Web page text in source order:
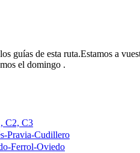
guías de esta ruta.Estamos a
el domingo .
C2, C3
Pravia-Cudillero
Ferrol-Oviedo